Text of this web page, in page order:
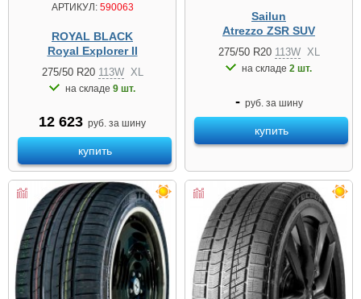
АРТИКУЛ:590063
ROYAL BLACK
Royal Explorer II
275/50 R20 113W XL
на складе 9 шт.
12 623 руб. за шину
купить
Sailun
Atrezzo ZSR SUV
275/50 R20 113W XL
на складе 2 шт.
- руб. за шину
купить